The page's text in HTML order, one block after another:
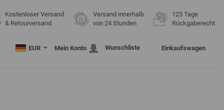
Kostenloser Versand
& Retourversand
Versand innerhalb
von 24 Stunden
125 Tage
Rückgaberecht
EUR Mein Konto Wunschliste Einkaufswagen